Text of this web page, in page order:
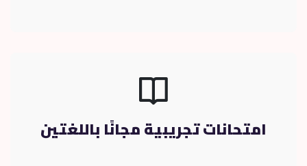
امتحانات تجريبية مجانًا باللغتين